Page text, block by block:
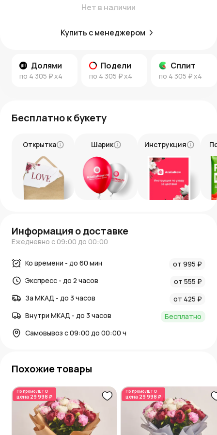
Нет в наличии
Купить с менеджером
Долями
по 4 305 ₽x4
Подели
по 4 305 ₽x4
Сплит
по 4 305 ₽x4
Бесплатно к букету
Открытка Шарик Инструкция
Информация о доставке
Ежедневно с 09:00 до 00:00
Ко времени - до 60 мин
от 995 ₽
Экспресс - до 2 часов
от 555 ₽
За МКАД - до 3 часов
от 425 ₽
Внутри МКАД - до 3 часов
Бесплатно
Самовывоз с 09:00 до 00:00 ч
Похожие товары
По промоЛЕТО
цена 29 998 ₽
По промоЛЕТО
цена 29 998 ₽